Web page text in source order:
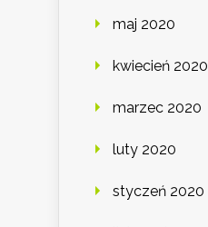
maj 2020
kwiecień 2020
marzec 2020
luty 2020
styczeń 2020